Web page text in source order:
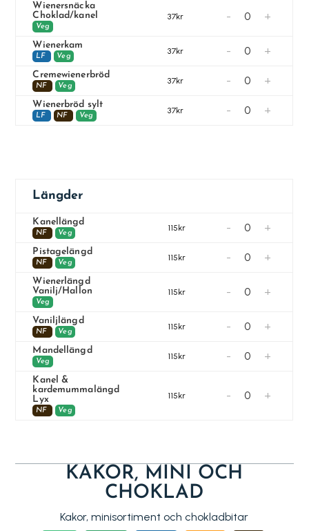
Wienersnäcka
Choklad/kanel
Veg
37kr - +
Wienerkam
LF Veg
37kr - +
Cremewienerbröd
NF Veg
37kr - +
Wienerbröd sylt
LF NF Veg
37kr - +
Längder
Kanellängd
NF Veg
115kr - +
Pistagelängd
NF Veg
115kr - +
Wienerlängd
Vanilj/Hallon
Veg
115kr - +
Vaniljlängd
NF Veg
115kr - +
Mandellängd
Veg
115kr - +
Kanel &
kardemummalängd
Lyx
NF Veg
115kr - +
KAKOR, MINI OCH
CHOKLAD
Kakor, minisortiment och chokladbitar